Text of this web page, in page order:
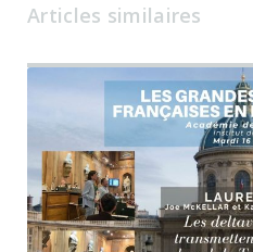
Articles similaires